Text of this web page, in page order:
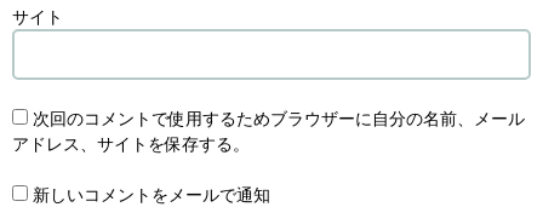
サイト
次回のコメントで使用するためブラウザーに自分の名前、メール
アドレス、サイトを保存する。
新しいコメントをメールで通知